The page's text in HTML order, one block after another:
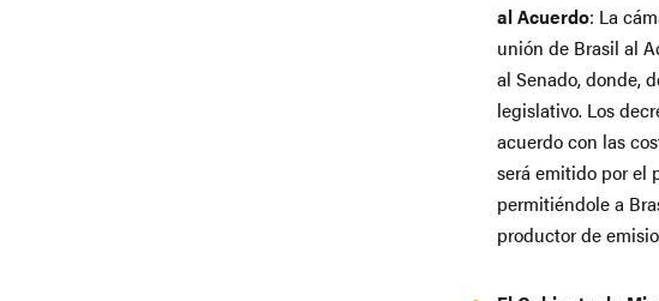
al Acuerdo: La
unión de Brasil al
al Senado, donde,
legislativo. Los
acuerdo con las
será emitido por el
permitiéndole a
productor de